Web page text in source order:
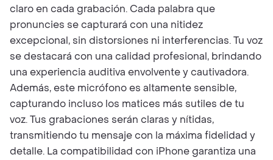
claro en cada grabación. Cada palabra que
pronuncies se capturará con una nitidez
excepcional, sin distorsiones ni interferencias. Tu voz
se destacará con una calidad profesional, brindando
una experiencia auditiva envolvente y cautivadora.
Además, este micrófono es altamente sensible,
capturando incluso los matices más sutiles de tu
voz. Tus grabaciones serán claras y nítidas,
transmitiendo tu mensaje con la máxima fidelidad y
detalle. La compatibilidad con iPhone garantiza una